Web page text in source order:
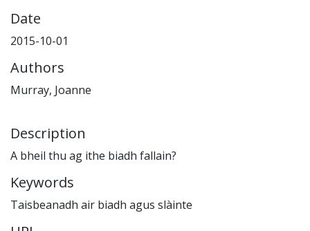
Date
2015-10-01
Authors
Murray, Joanne
Description
A bheil thu ag ithe biadh fallain?
Keywords
Taisbeanadh air biadh agus slàinte